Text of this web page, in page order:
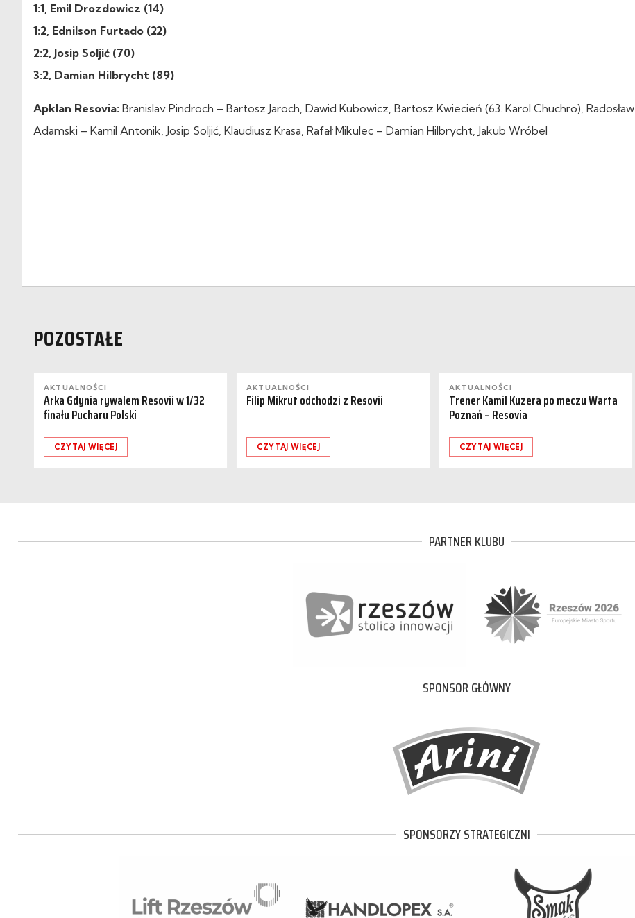
1:1, Emil Drozdowicz (14)
1:2, Ednilson Furtado (22)
2:2, Josip Soljić (70)
3:2, Damian Hilbrycht (89)
Apklan Resovia: Branislav Pindroch – Bartosz Jaroch, Dawid Kubowicz, Bartosz Kwiecień (63. Karol Chuchro), Radosław
Adamski – Kamil Antonik, Josip Soljić, Klaudiusz Krasa, Rafał Mikulec – Damian Hilbrycht, Jakub Wróbel
POZOSTAŁE
AKTUALNOŚCI
Arka Gdynia rywalem Resovii w 1/32
finału Pucharu Polski
CZYTAJ WIĘCEJ
AKTUALNOŚCI
Filip Mikrut odchodzi z Resovii
CZYTAJ WIĘCEJ
AKTUALNOŚCI
Trener Kamil Kuzera po meczu Warta
Poznań – Resovia
CZYTAJ WIĘCEJ
PARTNER KLUBU
SPONSOR GŁÓWNY
SPONSORZY STRATEGICZNI